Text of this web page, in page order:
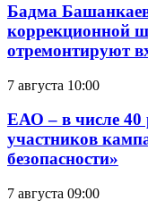
Бадма
коррекционной
отремонтируют
7 августа 10:00
ЕАО – в числе 40
участников
безопасности»
7 августа 09:00